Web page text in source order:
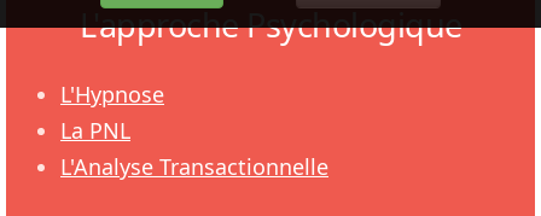
L'approche Psychologique
L'Hypnose
La PNL
L'Analyse Transactionnelle